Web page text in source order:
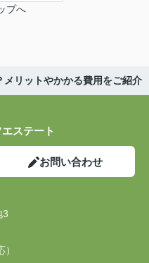
プへ
リットやかかる費用をご紹介
ステート
お問い合わせ
3